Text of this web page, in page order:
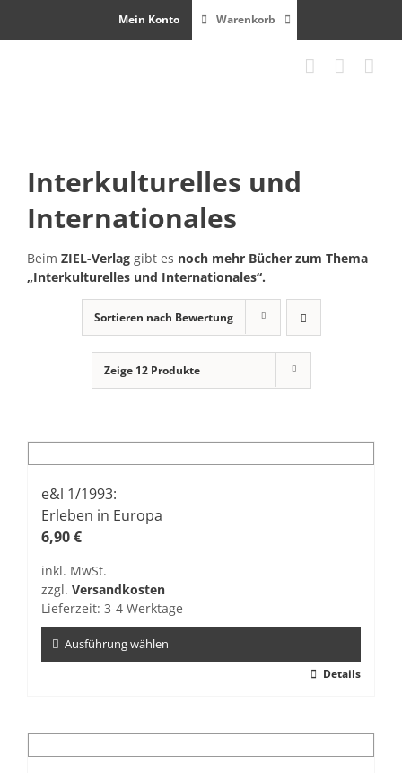
Mein Konto Warenkorb
Interkulturelles und
Internationales
Beim ZIEL-Ver­lag gibt es noch mehr Büch­er zum The­ma
„Interkul­turelles und Internationales“.
Sortieren nach Bewertung
Zeige 12 Produkte
e&l 1/1993:
Erleben in Europa
6,90€
inkl. MwSt.
zzgl. Versandkosten
Lieferzeit: 3-4 Werktage
Ausführung wählen
mehrere
Varianten
Details